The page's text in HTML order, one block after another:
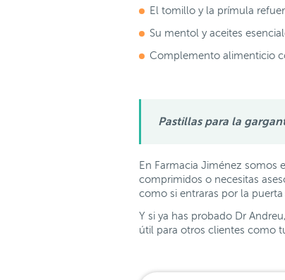
El tomillo y la prímula
Su mentol y aceites
Complemento alimenticio
Pastillas para la
En Farmacia Jiménez somos
comprimidos o necesitas
como si entraras por la puerta
Y si ya has probado Dr
útil para otros clientes como